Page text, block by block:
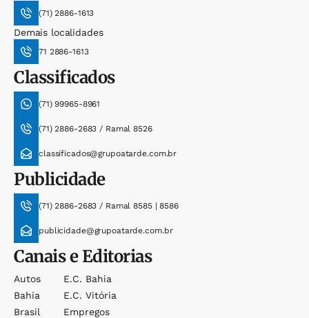
(71) 2886-1613
Demais localidades
71 2886-1613
Classificados
(71) 99965-8961
(71) 2886-2683 / Ramal 8526
classificados@grupoatarde.com.br
Publicidade
(71) 2886-2683 / Ramal 8585 | 8586
publicidade@grupoatarde.com.br
Canais e Editorias
Autos
Bahia
Brasil
E.c. Bahia
E.c. Vitória
Empregos